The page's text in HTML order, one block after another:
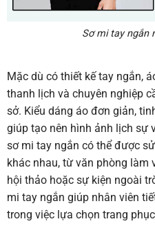
Sơ mi tay ngắn
Mặc dù có thiết kế tay ngắn,
thanh lịch và chuyên nghiệp
sở. Kiểu dáng áo đơn giản,
giúp tạo nên hình ảnh lịch sự
sơ mi tay ngắn có thể được
khác nhau, từ văn phòng làm
hội thảo hoặc sự kiện ngoài
mi tay ngắn giúp nhân viên
trong việc lựa chọn trang